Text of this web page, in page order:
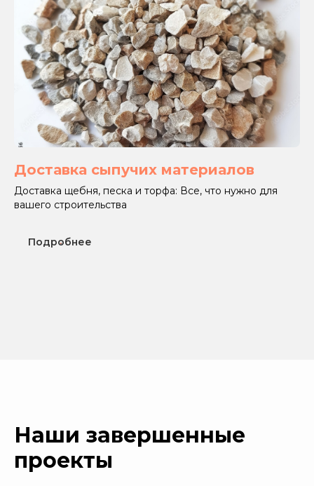
Доставка сыпучих материалов
Доставка щебня, песка и торфа: Все, что нужно для
вашего строительства
Подробнее
Наши завершенные
проекты